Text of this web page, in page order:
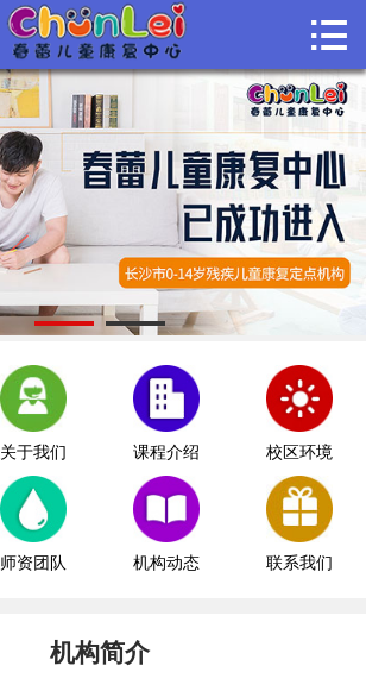
关于我们
课程介绍
课堂风采
师资团队
机构动态
联系我们

关于我们 课程介绍 校区环境
师资团队 机构动态 联系我们
机构简介